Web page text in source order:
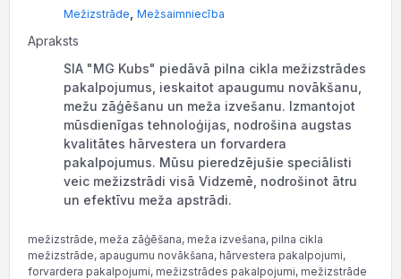
Mežizstrāde Mežsaimniecība
Apraksts
SIA "MG Kubs" piedāvā pilna cikla mežizstrādes
pakalpojumus, ieskaitot apaugumu novākšanu,
mežu zāģēšanu un meža izvešanu. Izmantojot
mūsdienīgas tehnoloģijas, nodrošina augstas
kvalitātes hārvestera un forvardera
pakalpojumus. Mūsu pieredzējušie speciālisti
veic mežizstrādi visā Vidzemē, nodrošinot ātru
un efektīvu meža apstrādi.
mežizstrāde, meža zāģēšana, meža izvešana, pilna cikla
mežizstrāde, apaugumu novākšana, hārvestera pakalpojumi,
forvardera pakalpojumi, mežizstrādes pakalpojumi, mežizstrāde